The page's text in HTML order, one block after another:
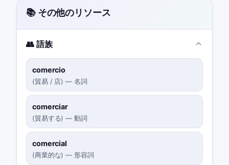
📚 その他のリソース
👥 語族
comercio
(貿易 / 店) — 名詞
comerciar
(貿易する) — 動詞
comercial
(商業的な) — 形容詞